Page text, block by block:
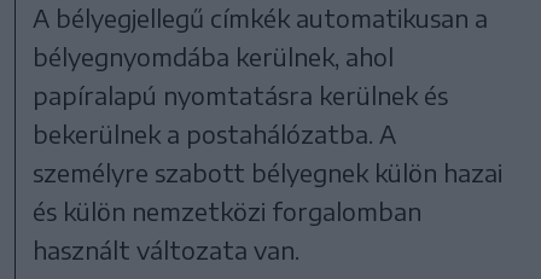
A bélyegjellegű címkék automatikusan a
bélyegnyomdába kerülnek, ahol
papíralapú nyomtatásra kerülnek és
bekerülnek a postahálózatba. A
személyre szabott bélyegnek külön hazai
és külön nemzetközi forgalomban
használt változata van.